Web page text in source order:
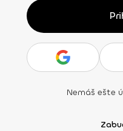
Nemáš ešte